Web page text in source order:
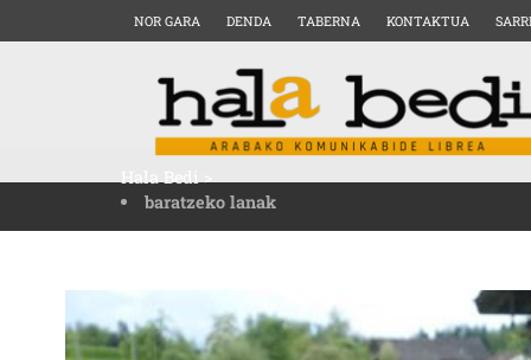
NOR GARA DENDA TABERNA KONTAKTUA
Hala Bedi>
baratzeko lanak